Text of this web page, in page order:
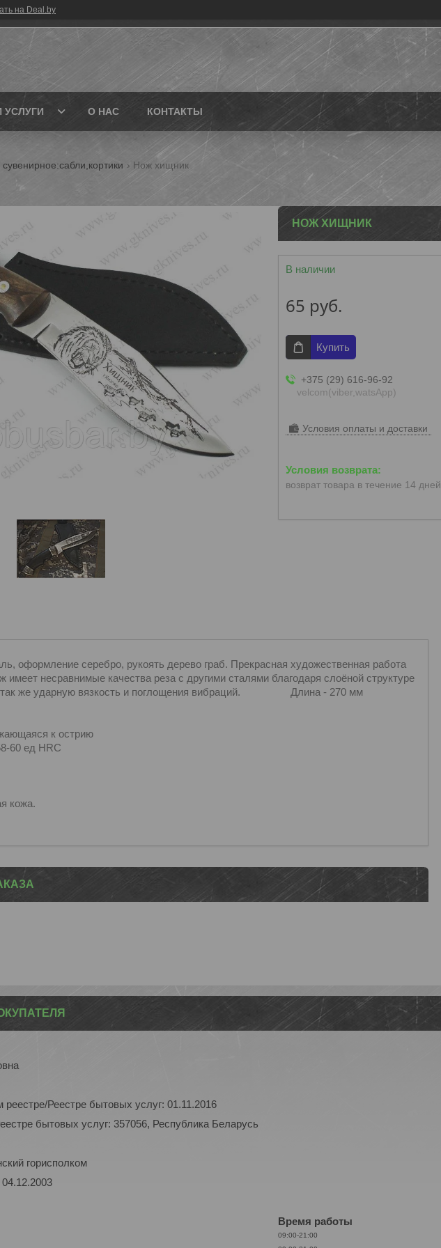
на Deal.by
УСЛУГИ О НАС КОНТАКТЫ
Нож хищник
НОЖ ХИЩНИК
В наличии
65 руб.
Купить
+375 (29) 616-96-92
velcom(viber,watsApp)
Условия оплаты и доставки
возврат товара в течение 14 дней
оформление серебро, рукоять дерево граб. Прекрасная художественная работа
имеет несравнимые качества реза с другими сталями благодаря слоёной структуре
а так же ударную вязкость и поглощения вибраций. Длина - 270 мм
к острию
60 ед HRC
кожа.
реестре/Реестре бытовых услуг: 01.11.2016
бытовых услуг: 357056, Республика Беларусь
горисполком
Время работы
09:00-21:00